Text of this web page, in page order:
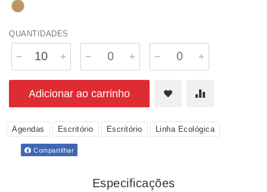
QUANTIDADES
Adicionar ao carrinho
Agendas Escritório Escritório Linha Ecológica
Compartilhar
Especificações